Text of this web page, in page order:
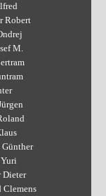
Robert
M.
Dieter
Clemens